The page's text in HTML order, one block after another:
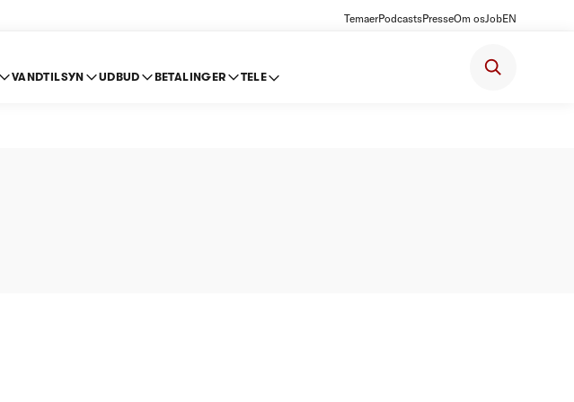
TemaerPodcastsPresseOm osJobEN
VANDTILSYN UDBUD BETALINGER TELE